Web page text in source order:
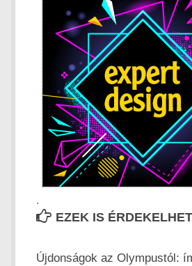
.
EZEK IS
Újdonságok az Olympustól: